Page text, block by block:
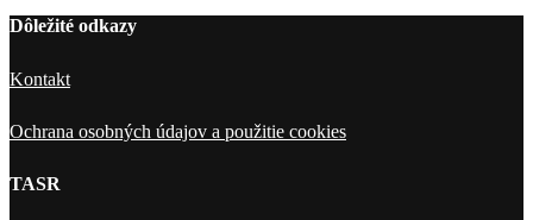
Dôležité odkazy
Kontakt
Ochrana osobných údajov a použitie cookies
TASR